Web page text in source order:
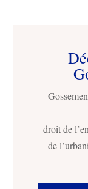
droit de
de